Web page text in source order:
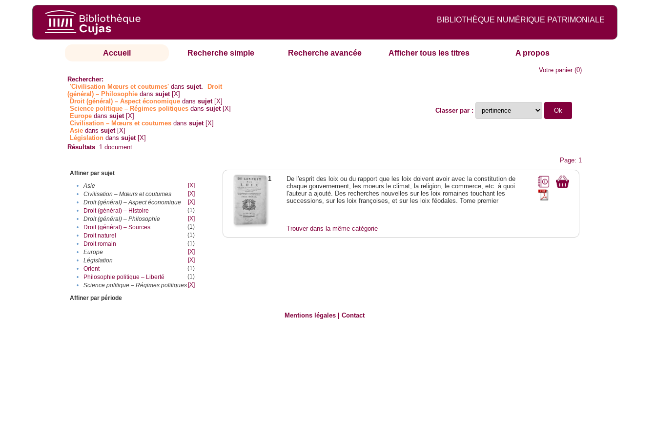
BIBLIOTHÈQUE NUMÉRIQUE PATRIMONIALE
Accueil Recherche simple Recherche avancée Afficher tous les titres A propos
Votre panier(0)
Rechercher:
'Civilisation Mœurs et coutumes' danssujet.
Droit
(général) – Philosophie danssujet [X]
Droit (général) – Aspect économique danssujet [X]
Science politique – Régimes politiques danssujet [X]
Europe danssujet [X]
Civilisation – Mœurs et coutumes danssujet [X]
Asie danssujet [X]
Législation danssujet [X]
Classer par :
Résultats 1 document
Page: 1
Affiner par sujet
•
Asie
[X]
•
Civilisation – Mœurs et coutumes
[X]
•
Droit (général) – Aspect économique
[X]
•
Droit (général) – Histoire
(1)
•
Droit (général) – Philosophie
[X]
•
Droit (général) – Sources
(1)
•
Droit naturel
(1)
•
Droit romain
(1)
•
Europe
[X]
•
Législation
[X]
•
Orient
(1)
•
Philosophie politique – Liberté
(1)
•
Science politique – Régimes politiques [X]
Affiner par période
1
De l'esprit des loix ou du rapport que les loix doivent avoir avec la constitution de
chaque gouvernement, les moeurs le climat, la religion, le commerce, etc. à quoi
l'auteur a ajouté. Des recherches nouvelles sur les loix romaines touchant les
successions, sur les loix françoises, et sur les loix féodales. Tome premier
Trouver dans la même catégorie
Mentions légales |Contact